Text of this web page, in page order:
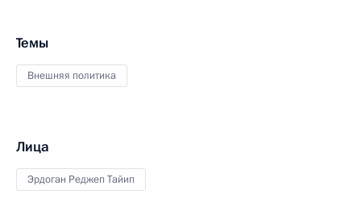
Темы
Внешняя политика
Лица
Эрдоган Реджеп Тайип